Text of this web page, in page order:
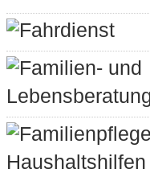
Fahrdienst
Familien- und
Haushaltshilfen